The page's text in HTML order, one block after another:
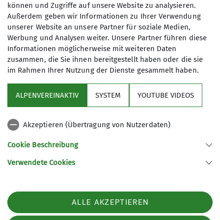
Kräfte mobilisiert, Stress abgebaut
sowie Entspannungs­ und
Heilungsprozesse in Gang gesetzt.
Details
Maximale Teilnehmeranzahl
10
Sektion
Programm
90762 Fürth
Telefon +499117437033
können und Zugriffe auf unsere Website zu analysieren.
Außerdem geben wir Informationen zu Ihrer Verwendung
unserer Website an unsere Partner für soziale Medien,
Werbung und Analysen weiter. Unsere Partner führen diese
Informationen möglicherweise mit weiteren Daten
zusammen, die Sie ihnen bereitgestellt haben oder die sie
im Rahmen Ihrer Nutzung der Dienste gesammelt haben.
ALPENVEREINAKTIV SYSTEM YOUTUBE VIDEOS
Akzeptieren (Übertragung von Nutzerdaten)
Cookie Beschreibung
Verwendete Cookies
ALLE AKZEPTIEREN